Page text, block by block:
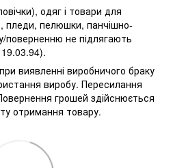
одяг і товари для
пледи, пелюшки, панчішно-
поверненню не підлягають
виявленні виробничого браку
виробу. Пересилання
грошей здійснюється
отримання товару.